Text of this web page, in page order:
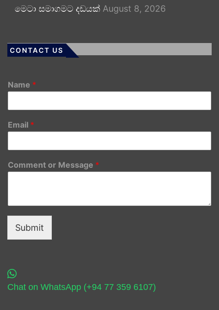
මෙටා සමාගමට දඩයක් August 8, 2026
CONTACT US
Name *
Email *
Comment or Message *
Submit
Chat on WhatsApp (+94 77 359 6107)